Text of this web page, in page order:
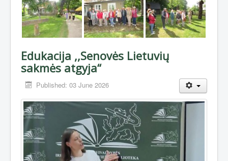
Edukacija ,,Senovės Lietuvių
sakmės atgyja“
Published: 03 June 2026